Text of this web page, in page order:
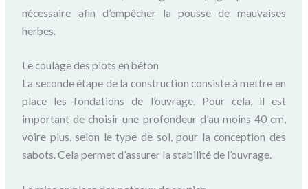
nécessaire afin d’empêcher la pousse de mauvaises
herbes.
Le coulage des plots en béton
La seconde étape de la construction consiste à mettre en
place les fondations de l’ouvrage. Pour cela, il est
important de choisir une profondeur d’au moins 40 cm,
voire plus, selon le type de sol, pour la conception des
sabots. Cela permet d’assurer la stabilité de l’ouvrage.